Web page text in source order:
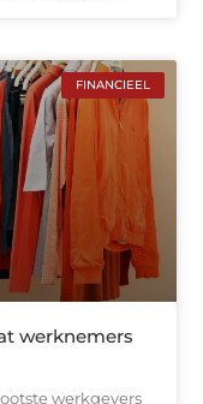
FINANCIEEL
werknemers
werkgevers